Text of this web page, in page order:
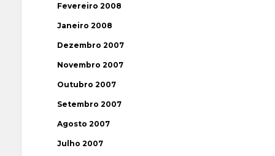
Fevereiro 2008
Janeiro 2008
Dezembro 2007
Novembro 2007
Outubro 2007
Setembro 2007
Agosto 2007
Julho 2007